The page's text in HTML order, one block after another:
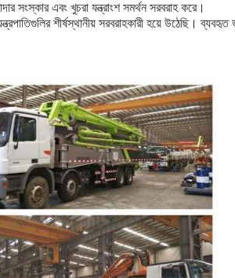
সংস্কার এবং খুচরা যন্ত্রাংশ সমর্থন সরবরাহ করে।
শীর্ষস্থানীয় সরবরাহকারী হয়ে উঠেছি। ব্যবহৃত